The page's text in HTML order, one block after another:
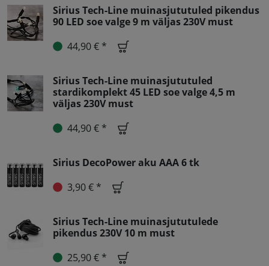
Sirius Tech-Line muinasjututuled pikendus
90 LED soe valge 9 m väljas 230V must
44,90 € *
Sirius Tech-Line muinasjututuled
stardikomplekt 45 LED soe valge 4,5 m
väljas 230V must
44,90 € *
Sirius DecoPower aku AAA 6 tk
3,90 € *
Sirius Tech-Line muinasjututulede
pikendus 230V 10 m must
25,90 € *